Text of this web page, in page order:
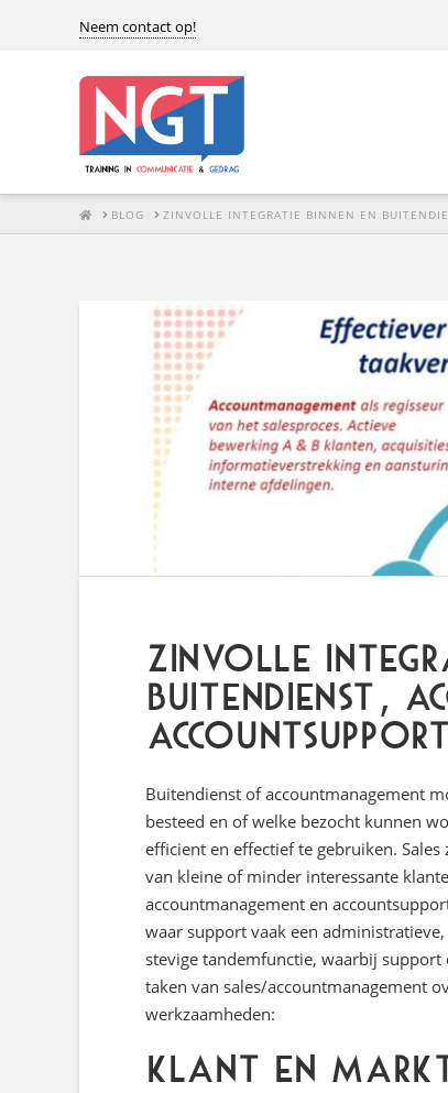
Neem contact op!
HOMEBLOG ZINVOLLE INTEGRATIE BINNEN EN
Zinvolle
buitendienst,
accountsupport
Buitendienst of accountmanagement
besteed en of welke bezocht kunnen
efficient en effectief te gebruiken.
van kleine of minder interessante
accountmanagement en
waar support vaak een
stevige tandemfunctie, waarbij
taken van sales/accountmanagement
werkzaamheden:
Klant en